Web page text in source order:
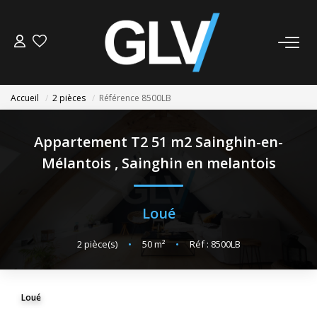
LOCATION
GESTION
NOS AGENCES
Nos Agences
Accueil 2 pièces Référence 8500LB
Appartement T2 51 m2 Sainghin-en-
Mélantois , Sainghin en melantois
Loué
2 pièce(s) • 50m² • Réf : 8500LB
Loué